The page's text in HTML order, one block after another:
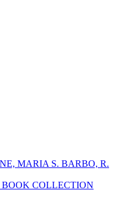
MARIA S. BARBO, R.
BOOK COLLECTION